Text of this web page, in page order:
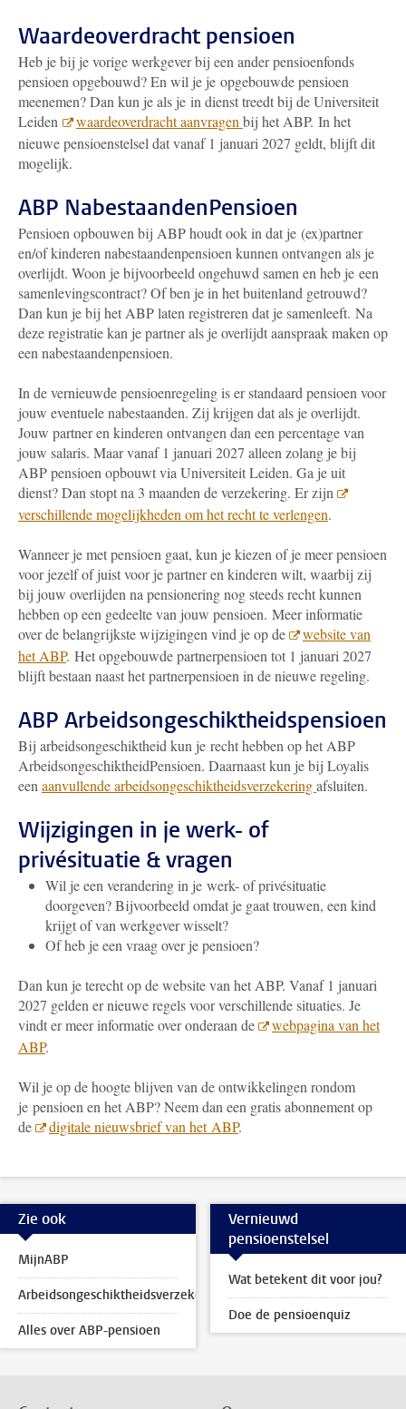
Waardeoverdracht pensioen
Heb je bij je vorige werkgever bij een ander pensioenfonds
pensioen opgebouwd? En wil je je opgebouwde pensioen
meenemen? Dan kun je als je in dienst treedt bij de Universiteit
Leiden
waardeoverdracht aanvragen bij het ABP. In het
nieuwe pensioenstelsel dat vanaf 1 januari 2027 geldt, blijft dit
mogelijk.
ABP NabestaandenPensioen
Pensioen opbouwen bij ABP houdt ook in dat je (ex)partner
en/of kinderen nabestaandenpensioen kunnen ontvangen als je
overlijdt. Woon je bijvoorbeeld ongehuwd samen en heb je een
samenlevingscontract? Of ben je in het buitenland getrouwd?
Dan kun je bij het ABP laten registreren dat je samenleeft. Na
deze registratie kan je partner als je overlijdt aanspraak maken op
een nabestaandenpensioen.
In de vernieuwde pensioenregeling is er standaard pensioen voor
jouw eventuele nabestaanden. Zij krijgen dat als je overlijdt.
Jouw partner en kinderen ontvangen dan een percentage van
jouw salaris. Maar vanaf 1 januari 2027 alleen zolang je bij
ABP pensioen opbouwt via Universiteit Leiden. Ga je uit
dienst? Dan stopt na 3 maanden de verzekering. Er zijn
verschillende mogelijkheden om het recht te verlengen.
Wanneer je met pensioen gaat, kun je kiezen of je meer pensioen
voor jezelf of juist voor je partner en kinderen wilt, waarbij zij
bij jouw overlijden na pensionering nog steeds recht kunnen
hebben op een gedeelte van jouw pensioen. Meer informatie
over de belangrijkste wijzigingen vind je op de
website van
het ABP. Het opgebouwde partnerpensioen tot 1 januari 2027
blijft bestaan naast het partnerpensioen in de nieuwe regeling.
ABP Arbeidsongeschiktheidspensioen
Bij arbeidsongeschiktheid kun je recht hebben op het ABP
ArbeidsongeschiktheidPensioen. Daarnaast kun je bij Loyalis
een aanvullende arbeidsongeschiktheidsverzekeringafsluiten.
Wijzigingen in je werk- of
privésituatie & vragen
Wil je een verandering in je werk- of privésituatie
doorgeven? Bijvoorbeeld omdat je gaat trouwen, een kind
krijgt of van werkgever wisselt?
Of heb je een vraag over je pensioen?
Dan kun je terecht op de website van het ABP. Vanaf 1 januari
2027 gelden er nieuwe regels voor verschillende situaties. Je
vindt er meer informatie over onderaan de
webpagina van het
ABP.
Wil je op de hoogte blijven van de ontwikkelingen rondom
je pensioen en het ABP? Neem dan een gratis abonnement op
de
digitale nieuwsbrief van het ABP.
Zie ook
MijnABP
Arbeidsongeschiktheidsverzekering
Alles over ABP-pensioen
Vernieuwd
pensioenstelsel
Wat betekent dit voor jou?
Doe de pensioenquiz